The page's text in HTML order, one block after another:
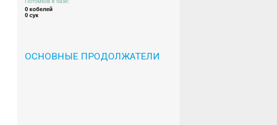
0 кобелей
0 сук
ОСНОВНЫЕ ПРОДОЛЖАТЕЛИ